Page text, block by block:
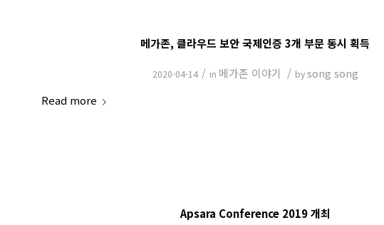
메가존, 클라우드 보안 국제인증 3개 부문 동시 획득
2020-04-14 / in 메가존 이야기 / bysong song
Read more
Apsara Conference 2019 개최